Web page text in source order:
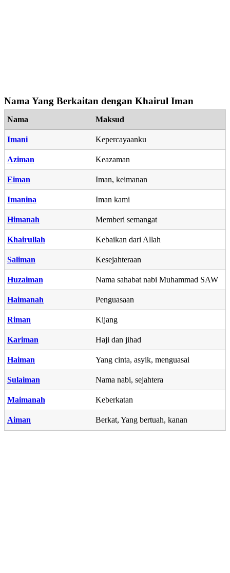
Nama Yang Berkaitan dengan Khairul Iman
Nama Maksud
Imani Kepercayaanku
Aziman Keazaman
Eiman Iman, keimanan
Imanina Iman kami
Himanah Memberi semangat
Khairullah Kebaikan dari Allah
Saliman Kesejahteraan
Huzaiman Nama sahabat nabi Muhammad SAW
Haimanah Penguasaan
Riman Kijang
Kariman Haji dan jihad
Haiman Yang cinta, asyik, menguasai
Sulaiman Nama nabi, sejahtera
Maimanah Keberkatan
Aiman Berkat, Yang bertuah, kanan